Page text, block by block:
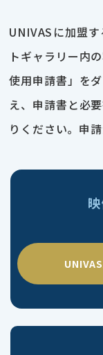
UNIVASに加盟
トギャラリー内
使用申請書」を
え、申請書と必
りください。申